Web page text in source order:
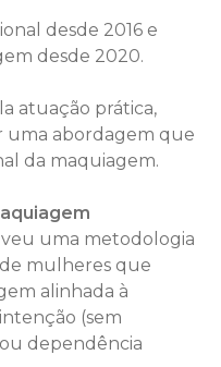
desde 2016 e
desde 2020.
atuação prática,
uma abordagem que
da maquiagem.
uma metodologia
mulheres que
alinhada à
(sem
dependência